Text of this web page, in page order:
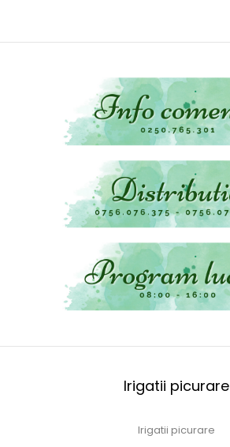
Irigatii picurare
Irigatii picurare